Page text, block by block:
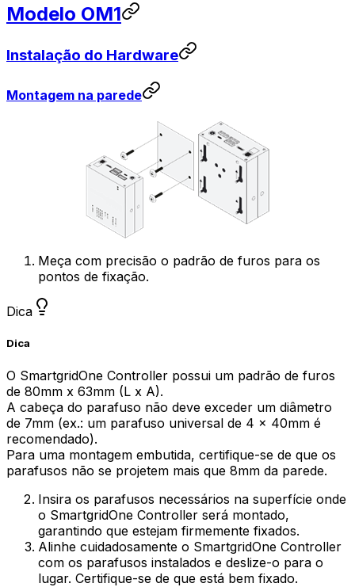
Modelo OM1
Instalação do Hardware
Montagem na parede
Meça com precisão o padrão de furos para os
pontos de fixação.
Dica
Dica
O SmartgridOne Controller possui um padrão de furos
de 80mm x 63mm (L x A).
A cabeça do parafuso não deve exceder um diâmetro
de 7mm (ex.: um parafuso universal de 4 x 40mm é
recomendado).
Para uma montagem embutida, certifique-se de que os
parafusos não se projetem mais que 8mm da parede.
Insira os parafusos necessários na superfície onde
o SmartgridOne Controller será montado,
garantindo que estejam firmemente fixados.
Alinhe cuidadosamente o SmartgridOne Controller
com os parafusos instalados e deslize-o para o
lugar. Certifique-se de que está bem fixado.